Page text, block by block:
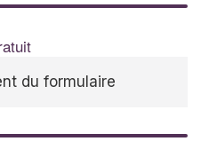
du formulaire